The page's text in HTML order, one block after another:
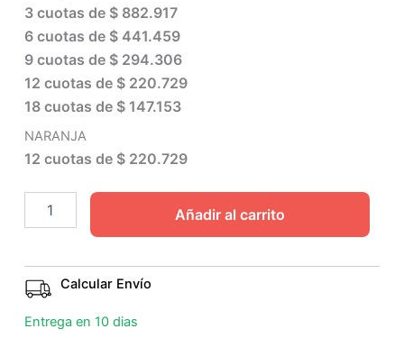
Entrega en 10 dias
3 cuotas de $ 882.917
6 cuotas de $ 441.459
9 cuotas de $ 294.306
12 cuotas de $ 220.729
18 cuotas de $ 147.153
NARANJA
12 cuotas de $ 220.729
Añadir al carrito
Calcular Envío